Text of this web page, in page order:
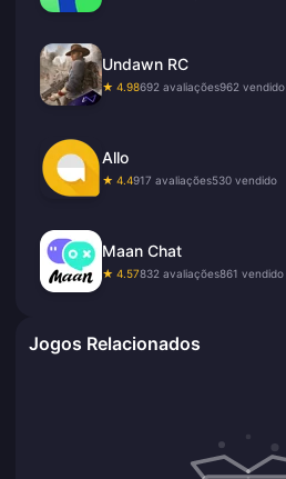
Undawn RC
★ 4.98692 avaliações962 vendido
Allo
★ 4.4917 avaliações530 vendido
Maan Chat
★ 4.57832 avaliações861 vendido
Jogos Relacionados